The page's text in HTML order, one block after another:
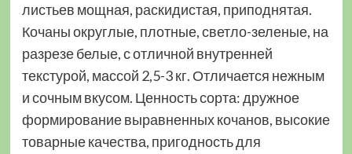
листьев мощная, раскидистая, приподнятая.
Кочаны округлые, плотные, светло-зеленые, на
разрезе белые, с отличной внутренней
текстурой, массой 2,5-3 кг. Отличается нежным
и сочным вкусом. Ценность сорта: дружное
формирование выравненных кочанов, высокие
товарные качества, пригодность для